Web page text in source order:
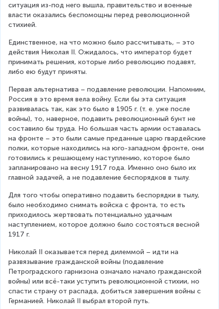
ситуация из-под него вышла, правительство и военные
власти оказались беспомощны перед революционной
стихией.
Единственное, на что можно было рассчитывать, – это
действия Николая II. Ожидалось, что император будет
принимать решения, которые либо революцию подавят,
либо ею будут приняты.
Первая альтернатива – подавление революции. Напомним,
Россия в это время вела войну. Если бы эта ситуация
развивалась так, как это было в 1905 г. (т. е. уже после
войны), то, наверное, подавить революционный бунт не
составило бы труда. Но большая часть армии оставалась
на фронте – это были самые преданные царю гвардейские
полки, которые находились на юго-западном фронте, они
готовились к решающему наступлению, которое было
запланировано на весну 1917 года. Именно оно было их
главной задачей, а не подавление беспорядков в тылу.
Для того чтобы оперативно подавить беспорядки в тылу,
было необходимо снимать войска с фронта, то есть
приходилось жертвовать потенциально удачным
наступлением, которое должно было состояться весной
1917 г.
Николай II оказывается перед дилеммой – идти на
развязывание гражданской войны (подавление
Петроградского гарнизона означало начало гражданской
войны) или всё-таки уступить революционной стихии, но
спасти страну от распада, добиться завершения войны с
Германией. Николай II выбрал второй путь.